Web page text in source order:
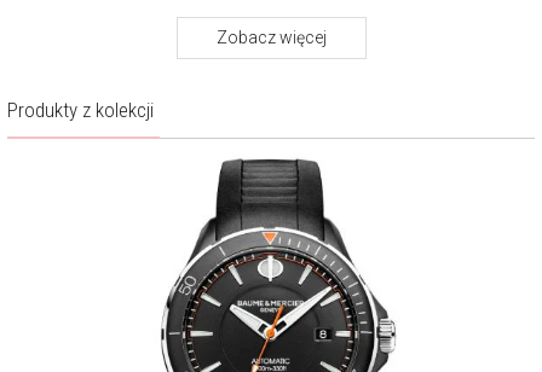
: Szafirowe antyrefleksyjne
ZapięcieMotylkowe
2 lata
Spojrzenie przykuwa głębia gradientowej tarczy w odcieniu Bordeaux.
Jej barwa - jaśniejsza w centrum - subtelnie ciemnieje ku krawędziom,
osiągając niemal czerń i tworząc hipnotyzujący efekt głębi. Na tym tle
smukłe wskazówki typu „alpha” poruszają się z dyskretną gracją, a
Zobacz więcej
Produkty z kolekcji